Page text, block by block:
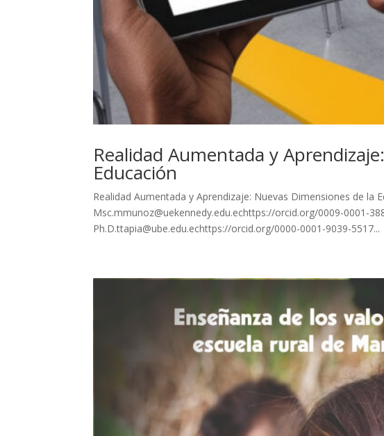
Realidad Aumentada y
Educación
Realidad Aumentada y Aprendizaje: Nuevas Dimensiones de la
Msc.mmunoz@uekennedy.edu.echttps://orcid.org/0009-0001-
Ph.D.ttapia@ube.edu.echttps://orcid.org/0000-0001-9039-5517...